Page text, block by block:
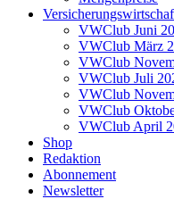
VWClub Juni
VWClub März
VWClub
VWClub Juli
VWClub
VWClub
VWClub April
Shop
Redaktion
Abonnement
Newsletter